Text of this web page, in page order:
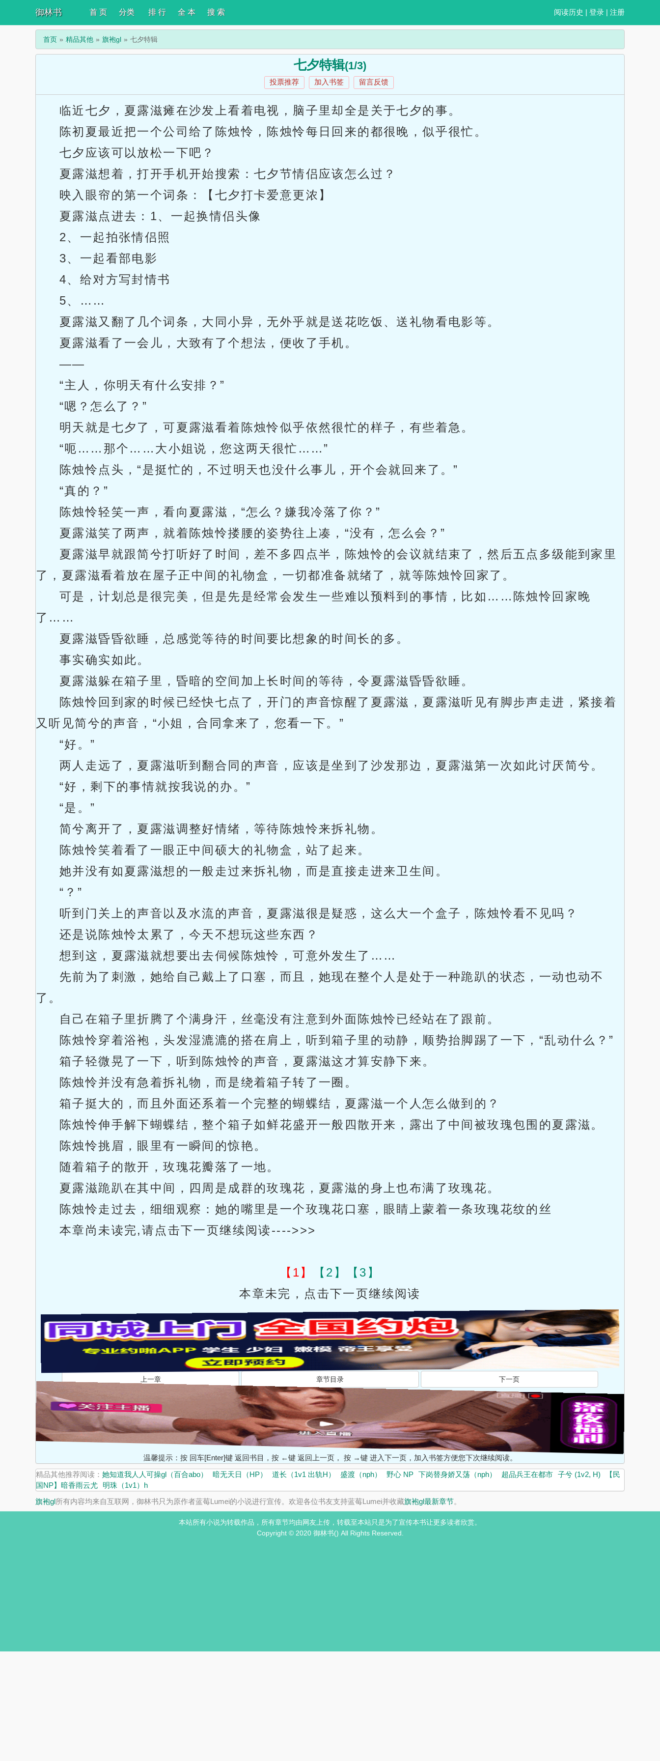
御林书 阅读历史 | 登录 | 注册
首 页 分类 排 行 全 本 搜 索
首页 精品其他 旗袍gl 七夕特辑
七夕特辑(1/3)
投票推荐 加入书签 留言反馈
临近七夕，夏露滋瘫在沙发上看着电视，脑子里却全是关于七夕的事。
陈初夏最近把一个公司给了陈烛怜，陈烛怜每日回来的都很晚，似乎很忙。
七夕应该可以放松一下吧？
夏露滋想着，打开手机开始搜索：七夕节情侣应该怎么过？
映入眼帘的第一个词条：【七夕打卡爱意更浓】
夏露滋点进去：1、一起换情侣头像
2、一起拍张情侣照
3、一起看部电影
4、给对方写封情书
5、……
夏露滋又翻了几个词条，大同小异，无外乎就是送花吃饭、送礼物看电影等。
夏露滋看了一会儿，大致有了个想法，便收了手机。
——
“主人，你明天有什么安排？”
“嗯？怎么了？”
明天就是七夕了，可夏露滋看着陈烛怜似乎依然很忙的样子，有些着急。
“呃……那个……大小姐说，您这两天很忙……”
陈烛怜点头，“是挺忙的，不过明天也没什么事儿，开个会就回来了。”
“真的？”
陈烛怜轻笑一声，看向夏露滋，“怎么？嫌我冷落了你？”
夏露滋笑了两声，就着陈烛怜搂腰的姿势往上凑，“没有，怎么会？”
夏露滋早就跟简兮打听好了时间，差不多四点半，陈烛怜的会议就结束了，然后五点多级能到家里
了，夏露滋看着放在屋子正中间的礼物盒，一切都准备就绪了，就等陈烛怜回家了。
可是，计划总是很完美，但是先是经常会发生一些难以预料到的事情，比如……陈烛怜回家晚
了……
夏露滋昏昏欲睡，总感觉等待的时间要比想象的时间长的多。
事实确实如此。
夏露滋躲在箱子里，昏暗的空间加上长时间的等待，令夏露滋昏昏欲睡。
陈烛怜回到家的时候已经快七点了，开门的声音惊醒了夏露滋，夏露滋听见有脚步声走进，紧接着
又听见简兮的声音，“小姐，合同拿来了，您看一下。”
“好。”
两人走远了，夏露滋听到翻合同的声音，应该是坐到了沙发那边，夏露滋第一次如此讨厌简兮。
“好，剩下的事情就按我说的办。”
“是。”
简兮离开了，夏露滋调整好情绪，等待陈烛怜来拆礼物。
陈烛怜笑着看了一眼正中间硕大的礼物盒，站了起来。
她并没有如夏露滋想的一般走过来拆礼物，而是直接走进来卫生间。
“？”
听到门关上的声音以及水流的声音，夏露滋很是疑惑，这么大一个盒子，陈烛怜看不见吗？
还是说陈烛怜太累了，今天不想玩这些东西？
想到这，夏露滋就想要出去伺候陈烛怜，可意外发生了……
先前为了刺激，她给自己戴上了口塞，而且，她现在整个人是处于一种跪趴的状态，一动也动不
了。
自己在箱子里折腾了个满身汗，丝毫没有注意到外面陈烛怜已经站在了跟前。
陈烛怜穿着浴袍，头发湿漉漉的搭在肩上，听到箱子里的动静，顺势抬脚踢了一下，“乱动什么？”
箱子轻微晃了一下，听到陈烛怜的声音，夏露滋这才算安静下来。
陈烛怜并没有急着拆礼物，而是绕着箱子转了一圈。
箱子挺大的，而且外面还系着一个完整的蝴蝶结，夏露滋一个人怎么做到的？
陈烛怜伸手解下蝴蝶结，整个箱子如鲜花盛开一般四散开来，露出了中间被玫瑰包围的夏露滋。
陈烛怜挑眉，眼里有一瞬间的惊艳。
随着箱子的散开，玫瑰花瓣落了一地。
夏露滋跪趴在其中间，四周是成群的玫瑰花，夏露滋的身上也布满了玫瑰花。
陈烛怜走过去，细细观察：她的嘴里是一个玫瑰花口塞，眼睛上蒙着一条玫瑰花纹的丝
本章尚未读完,请点击下一页继续阅读---->>>
【1】 【2】
【3】
本章未完，点击下一页继续阅读
上一章 章节目录 下一页
温馨提示：按 回车[Enter]键 返回书目，按 ←键 返回上一页， 按 →键 进入下一页，加入书签方便您下次继续阅读。
精品其他推荐阅读： 她知道我人人可操gl（百合abo） 暗无天日（HP） 道长（1v1 出轨H） 盛渡（nph） 野心 NP 下岗替身娇又荡（nph） 超品兵王在都市 子兮 (1v2, H)
【民
国NP】暗香雨云尤
明珠（1v1）h
旗袍gl所有内容均来自互联网，御林书只为原作者蓝莓Lumei的小说进行宣传。欢迎各位书友支持蓝莓Lumei并收藏旗袍gl最新章节。
本站所有小说为转载作品，所有章节均由网友上传，转载至本站只是为了宣传本书让更多读者欣赏。
Copyright © 2020 御林书() All Rights Reserved.